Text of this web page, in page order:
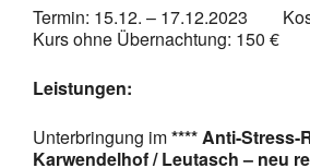
Termin: 15.12. – 17.12.2023
Kurs ohne Übernachtung: 150 €
Leistungen:
Unterbringung im**** Anti-Stress-
Karwendelhof / Leutasch – neu